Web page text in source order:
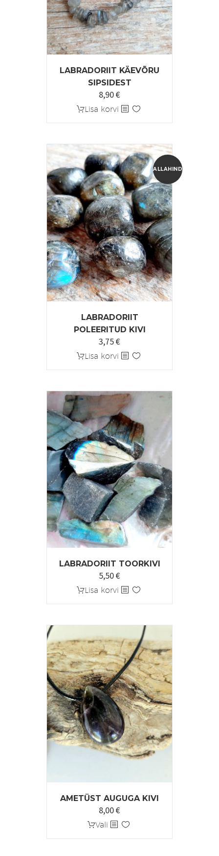
LABRADORIIT KÄEVÕRU
SIPSIDEST
8,90€
Lisa korvi
ALLAHINDLUS!
LABRADORIIT
POLEERITUD KIVI
Algne
hind
3,75€
hind
Lisa korvi
LABRADORIIT TOORKIVI
5,50€
Lisa korvi
AMETÜST AUGUGA KIVI
8,00€
Vali Sellel
tootel